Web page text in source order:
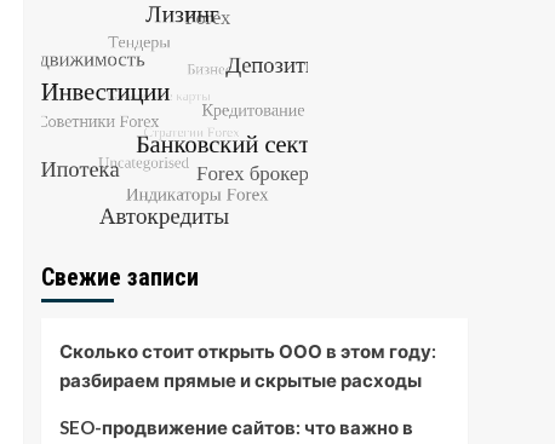
Свежие записи
Сколько стоит открыть ООО в этом году:
разбираем прямые и скрытые расходы
SEO-продвижение сайтов: что важно в